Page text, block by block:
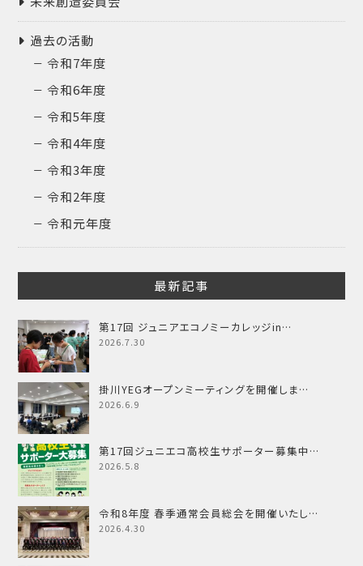
過去の活動
令和7年度
令和6年度
令和5年度
令和4年度
令和3年度
令和2年度
令和元年度
最新記事
第17回 ジュニアエコノミーカレッジin…
2026.7.30
掛川YEGオープンミーティングを開催しま…
2026.6.9
第17回ジュニエコ高校生サポーター募集中…
2026.5.8
令和8年度 春季通常会員総会を開催いたし…
2026.4.30